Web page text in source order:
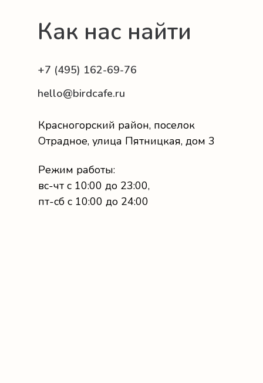
Как нас найти
hello@birdcafe.ru
+7 (495) 162-69-76
Режим работы:
вс-чт с 10:00 до 23:00,
пт-сб с 10:00 до 24:00
Красногорский район, поселок
Отрадное, улица Пятницкая, дом 3